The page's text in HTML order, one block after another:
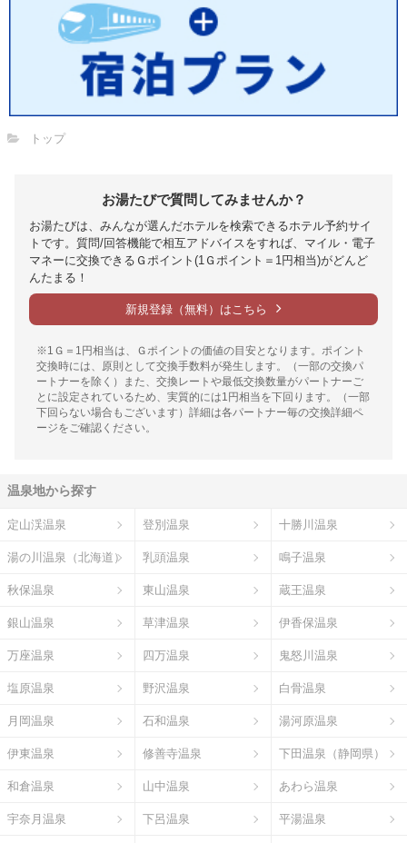
トップ
お湯たびで質問してみませんか？
お湯たびは、みんなが選んだホテルを検索できるホテル予約サイ
トです。質問/回答機能で相互アドバイスをすれば、マイル・電子
マネーに交換できるＧポイント(1Ｇポイント＝1円相当)がどんど
んたまる！
新規登録（無料）はこちら
※1Ｇ＝1円相当は、Ｇポイントの価値の目安となります。ポイント
交換時には、原則として交換手数料が発生します。（一部の交換パ
ートナーを除く）また、交換レートや最低交換数量がパートナーご
とに設定されているため、実質的には1円相当を下回ります。（一部
下回らない場合もございます）詳細は各パートナー毎の交換詳細ペ
ージをご確認ください。
温泉地から探す
定山渓温泉 登別温泉 十勝川温泉
湯の川温泉（北海道） 乳頭温泉 鳴子温泉
秋保温泉 東山温泉 蔵王温泉
銀山温泉 草津温泉 伊香保温泉
万座温泉 四万温泉 鬼怒川温泉
塩原温泉 野沢温泉 白骨温泉
月岡温泉 石和温泉 湯河原温泉
伊東温泉 修善寺温泉 下田温泉（静岡県）
和倉温泉 山中温泉 あわら温泉
宇奈月温泉 下呂温泉 平湯温泉